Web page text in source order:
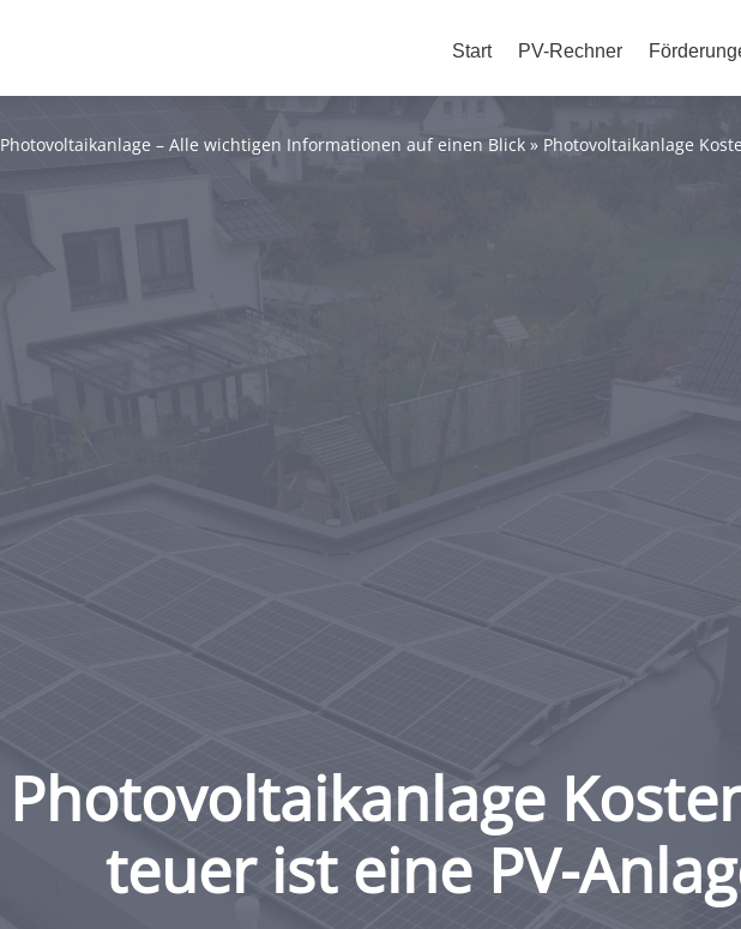
Start PV-Rechner
Photovoltaikanlage – Alle wichtigen Informationen auf einen Blick» Photovoltaikanlage
Photovoltaikanlage
teuer ist eine PV-